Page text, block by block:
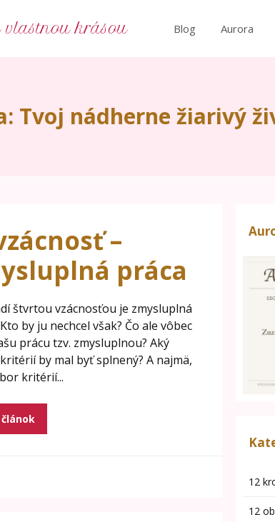
vlastnou krásou Blog Aurora
Tvoj nádherne žiarivý
–
práca
štvrtou vzácnosťou je zmysluplná
by ju nechcel však? Čo ale vôbec
prácu tzv. zmysluplnou? Aký
by mal byť splnený? A najmä,
kritérií...
článok
12
12